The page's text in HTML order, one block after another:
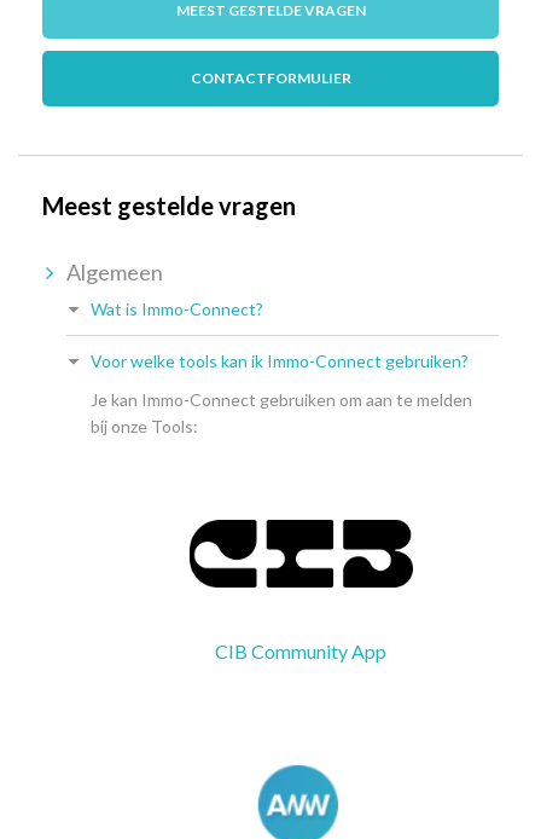
MEEST GESTELDE VRAGEN
CONTACTFORMULIER
Meest gestelde vragen
Algemeen
Wat is Immo-Connect?
Voor welke tools kan ik Immo-Connect gebruiken?
Je kan Immo-Connect gebruiken om aan te melden
bij onze Tools:
CIB Community App